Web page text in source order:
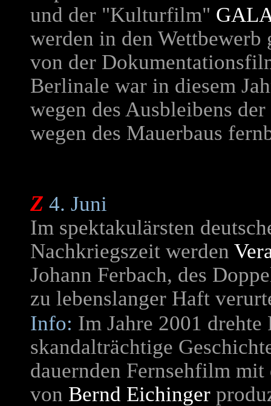
und der "Kulturfilm"
werden in den
von der
Berlinale war in diesem
wegen des Ausbleibens
wegen des Mauerbaus
Z 4. Juni
Im spektakulärsten
Nachkriegszeit werden
Johann Ferbach, des
zu lebenslanger Haft
Info: Im Jahre 2001
skandalträchtige
dauernden Fernsehfilm
von Bernd Eichinger